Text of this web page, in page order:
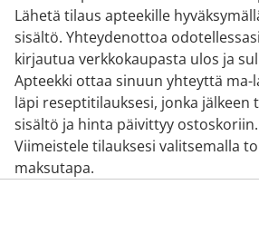
Lähetä tilaus apteekille
sisältö. Yhteydenottoa
kirjautua verkkokaupasta ulos ja
Apteekki ottaa sinuun yhteyttä ma-
läpi reseptitilauksesi, jonka jälkeen
sisältö ja hinta päivittyy ostoskoriin.
Viimeistele tilauksesi valitsemalla
maksutapa.